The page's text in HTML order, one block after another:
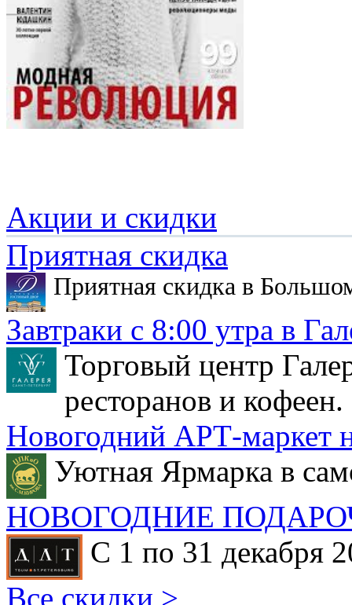
Акции и скидки
Приятная скидка
Приятная скидка в
Завтраки с 8:00 утра в
Торговый центр
ресторанов и кофеен.
Новогодний АРТ-маркет
Уютная Ярмарка в
НОВОГОДНИЕ
С 1 по 31 декабря
Все скидки >